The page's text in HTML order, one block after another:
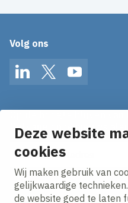
Deze website
cookies
Wij maken gebruik van
gelijkwaardige
de website goed te laten
Volg ons
LinkedInTwitterYouTube
Ontvang onze nieuws
E-mailadres
Ik ga akkoord met het